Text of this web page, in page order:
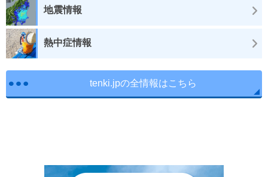
地震情報
熱中症情報
tenki.jpの全情報はこちら